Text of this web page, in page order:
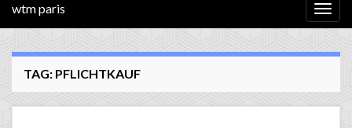
wtm paris
TAG: PFLICHTKAUF